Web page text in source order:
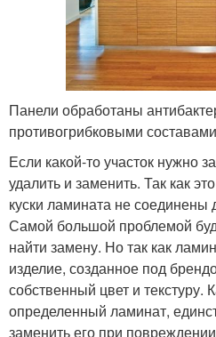
Панели обработаны
противогрибковыми
Если какой-то участок нужно
удалить и заменить. Так как
куски ламината не соединены
Самой большой проблемой
найти замену. Но так как
изделие, созданное под
собственный цвет и текстуру.
определенный ламинат,
заменить его при